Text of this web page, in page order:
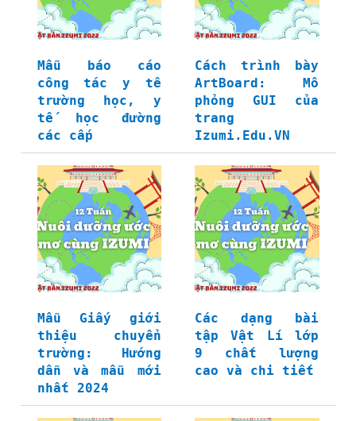
Mẫu báo cáo
công tác y tế
trường học, y
tế học đường
các cấp
Cách trình bày
ArtBoard: Mô
phỏng GUI của
trang
Izumi.Edu.VN
Mẫu Giấy giới
thiệu chuyển
trường: Hướng
dẫn và mẫu mới
nhất 2024
Các dạng bài
tập Vật Lí lớp
9 chất lượng
cao và chi tiết